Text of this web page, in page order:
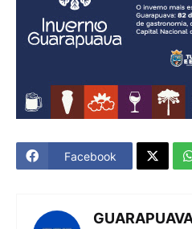
Facebook